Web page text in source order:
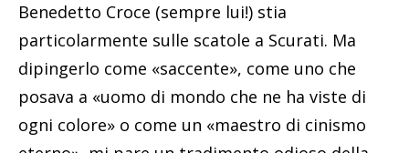
Benedetto Croce (sempre lui!) stia
particolarmente sulle scatole a Scurati. Ma
dipingerlo come «saccente», come uno che
posava a «uomo di mondo che ne ha viste di
ogni colore» o come un «maestro di cinismo